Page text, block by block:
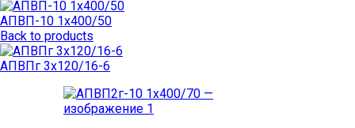
АПВП-10 1х400/50
Back to products
АПВПг 3х120/16-6